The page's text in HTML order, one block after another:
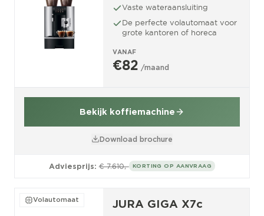
Vaste wateraansluiting
De perfecte volautomaat voor
grote kantoren of horeca
VANAF
€82 /maand
Bekijk koffiemachine
Download brochure
Adviesprijs: € 7.610,- KORTING OP AANVRAAG
Volautomaat JURA GIGA X7c